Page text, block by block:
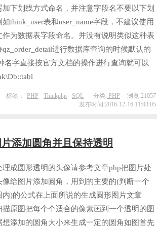
加下划线方式命名，并注意字段名不要以下划
think_user表和user_name字段，不建议使用
作为数据表字段命名。并没有说明类似这种表
进行数据库查询的时候默认的
名字直接按官方文档的操作进行查询就可以
标签： PHP Thinkphp SQL 分类: PHP
浏览:21057
发布时间:2016-12-16 11:03:05
添加圆角并且保持透明
理成圆形透明的头像请参考文章php把图片处
像给图片添加圆角，用到的主要的(判断一个
内)的公式在上面所说的生成圆形图片文章
描原图把每个个适合的像素画到一个透明的图
想添加的圆角大小来生成一定的圆角如图首先